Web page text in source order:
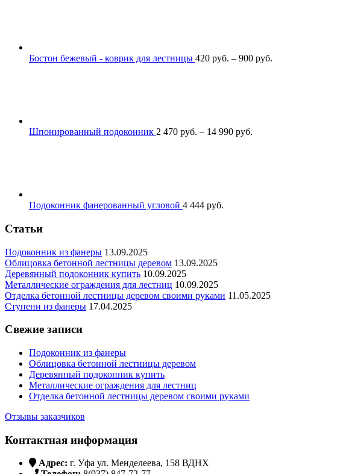
Бостон бежевый - коврик для лестницы 420 руб. – 900 руб.
Шпонированный подоконник 2 470 руб. – 14 990 руб.
Подоконник фанерованный угловой 4 444 руб.
Статьи
Подоконник из фанеры 13.09.2025
Облицовка бетонной лестницы деревом 13.09.2025
Деревянный подоконник купить 10.09.2025
Металлические ограждения для лестниц 10.09.2025
Отделка бетонной лестницы деревом своими руками 11.05.2025
Ступени из фанеры 17.04.2025
Свежие записи
Подоконник из фанеры
Облицовка бетонной лестницы деревом
Деревянный подоконник купить
Металлические ограждения для лестниц
Отделка бетонной лестницы деревом своими руками
Отзывы заказчиков
Контактная информация
Адрес: г. Уфа ул. Менделеева, 158 ВДНХ